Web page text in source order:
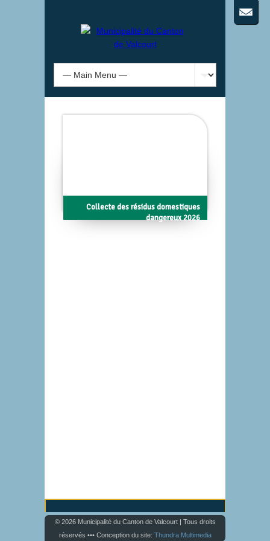
Collecte des résidus domestiques
dangereux 2026
© 2026 Municipalité du Canton de Valcourt | Tous droits
réservés ••• Conception du site: Thundra Multimedia